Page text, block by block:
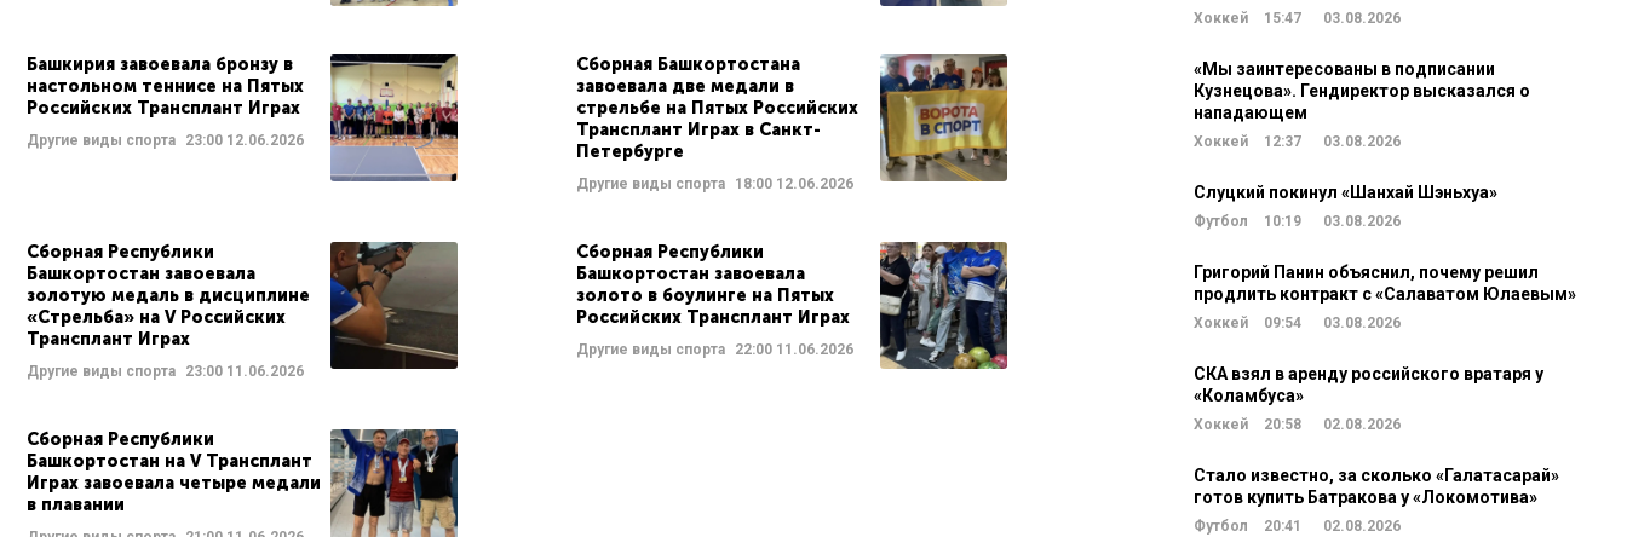
Башкирия завоевала бронзу в
настольном теннисе на Пятых
Российских Трансплант Играх
Другие виды спорта 23:00 12.06.2026
Сборная Башкортостана
завоевала две медали в
стрельбе на Пятых Российских
Трансплант Играх в Санкт-
Петербурге
Другие виды спорта 18:0012.06.2026
Сборная Республики
Башкортостан завоевала
золотую медаль в дисциплине
«Стрельба» на V Российских
Трансплант Играх
Другие виды спорта 23:00 11.06.2026
Сборная Республики
Башкортостан завоевала
золото в боулинге на Пятых
Российских Трансплант Играх
Другие виды спорта 22:0011.06.2026
Сборная Республики
Башкортостан на V Трансплант
Играх завоевала четыре медали
в плавании
Хоккей 15:47 03.08.2026
«Мы заинтересованы в подписании
Кузнецова». Гендиректор высказался о
нападающем
Хоккей 12:37 03.08.2026
Слуцкий покинул «Шанхай Шэньхуа»
Футбол 10:19 03.08.2026
Григорий Панин объяснил, почему решил
продлить контракт с «Салаватом Юлаевым»
Хоккей 09:54 03.08.2026
СКА взял в аренду российского вратаря у
«Коламбуса»
Хоккей 20:58 02.08.2026
Стало известно, за сколько «Галатасарай»
готов купить Батракова у «Локомотива»
Футбол 20:41 02.08.2026